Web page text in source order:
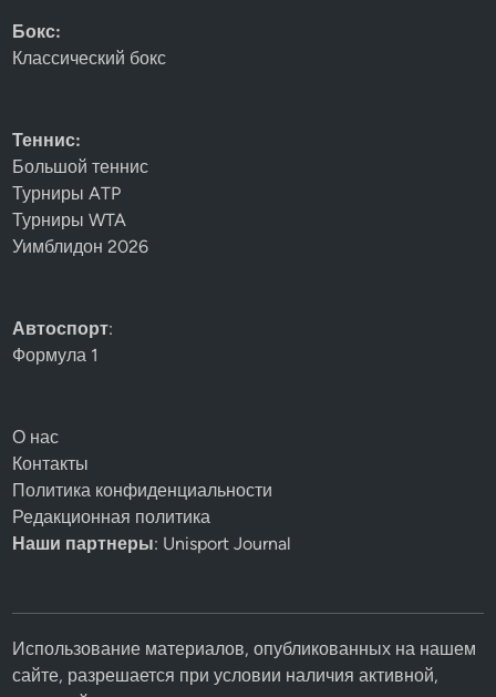
Бокс:
Классический бокс
Теннис:
Большой теннис
Турниры ATP
Турниры WTA
Уимблидон 2026
Автоспорт:
Формула 1
О нас
Контакты
Политика конфиденциальности
Редакционная политика
Наши партнеры: Unisport Journal
Использование материалов, опубликованных на нашем
сайте, разрешается при условии наличия активной,